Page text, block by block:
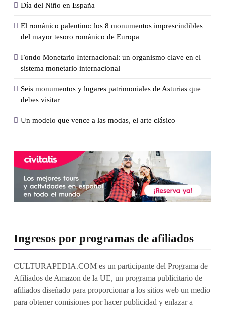
Día del Niño en España
El románico palentino: los 8 monumentos imprescindibles
del mayor tesoro románico de Europa
Fondo Monetario Internacional: un organismo clave en el
sistema monetario internacional
Seis monumentos y lugares patrimoniales de Asturias que
debes visitar
Un modelo que vence a las modas, el arte clásico
Ingresos por programas de afiliados
CULTURAPEDIA.COM es un participante del Programa de
Afiliados de Amazon de la UE, un programa publicitario de
afiliados diseñado para proporcionar a los sitios web un medio
para obtener comisiones por hacer publicidad y enlazar a